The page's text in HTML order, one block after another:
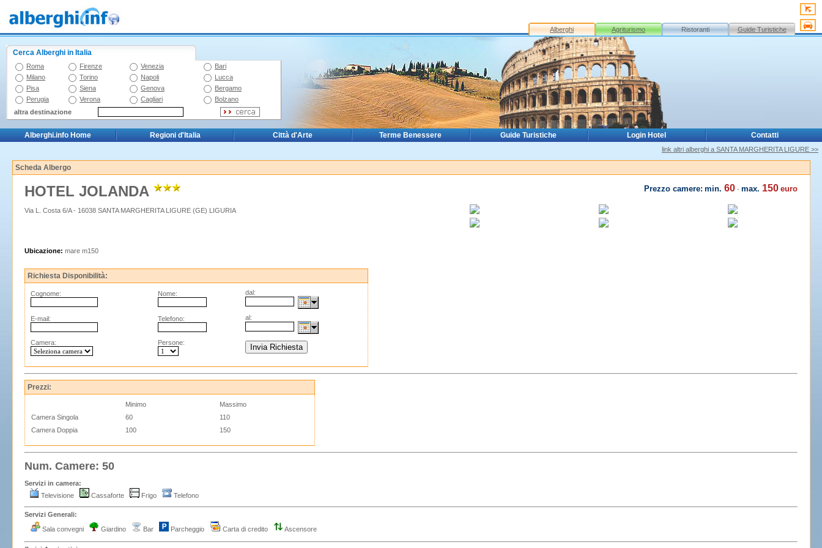
Alberghi Agriturismo Ristoranti Guide Turistiche
Cerca Alberghi in Italia
Roma Firenze Venezia
Bari
Milano
Torino Napoli
Lucca
Pisa
Siena Genova
Bergamo
Perugia
Verona Cagliari
Bolzano
altra destinazione
Alberghi.info Home Regioni d'Italia Città d'Arte Terme Benessere Guide Turistiche Login Hotel Contatti
link altri alberghi a SANTA MARGHERITA LIGURE >>
Scheda Albergo
HOTEL JOLANDA
Via L. Costa 6/A - 16038 SANTA MARGHERITA LIGURE (GE) LIGURIA
Ubicazione: mare m150
Richiesta Disponibilità:
Cognome: Nome: dal:
E-mail: Telefono: al:
Camera: Persone:
Prezzo camere: min. 60 - max. 150 euro
Prezzi:
Minimo
Massimo
Camera Singola
60
110
Camera Doppia
100 150
Num. Camere: 50
Servizi in camera:
Televisione
Cassaforte Frigo Telefono
Servizi Generali:
Sala convegni
Giardino Bar Parcheggio Carta di credito Ascensore